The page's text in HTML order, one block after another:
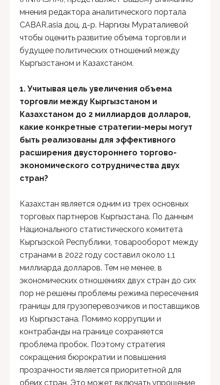
мнения редактора аналитического портала
CABAR.asia доц. д-р. Наргизы Мураталиевой
чтобы оценить развитие объема торговли и
будущее политических отношений между
Кыргызстаном и Казахстаном.
1. Учитывая цель увеличения объема
торговли между Кыргызстаном и
Казахстаном до 2 миллиардов долларов,
какие конкретные стратегии-меры могут
быть реализованы для эффективного
расширения двустороннего торгово-
экономического сотрудничества двух
стран?
Казахстан является одним из трех основных
торговых партнеров Кыргызстана. По данным
Национального статистического комитета
Кыргызской Республики, товарооборот между
странами в 2022 году составил около 1,1
миллиарда долларов. Тем не менее, в
экономических отношениях двух стран до сих
пор не решены проблемы режима пересечения
границы для грузоперевозчиков и поставщиков
из Кыргызстана. Помимо коррупции и
контрабанды на границе сохраняется
проблема пробок. Поэтому стратегия
сокращения бюрократии и повышения
прозрачности является приоритетной для
обеих стран. Это может включать упрощение